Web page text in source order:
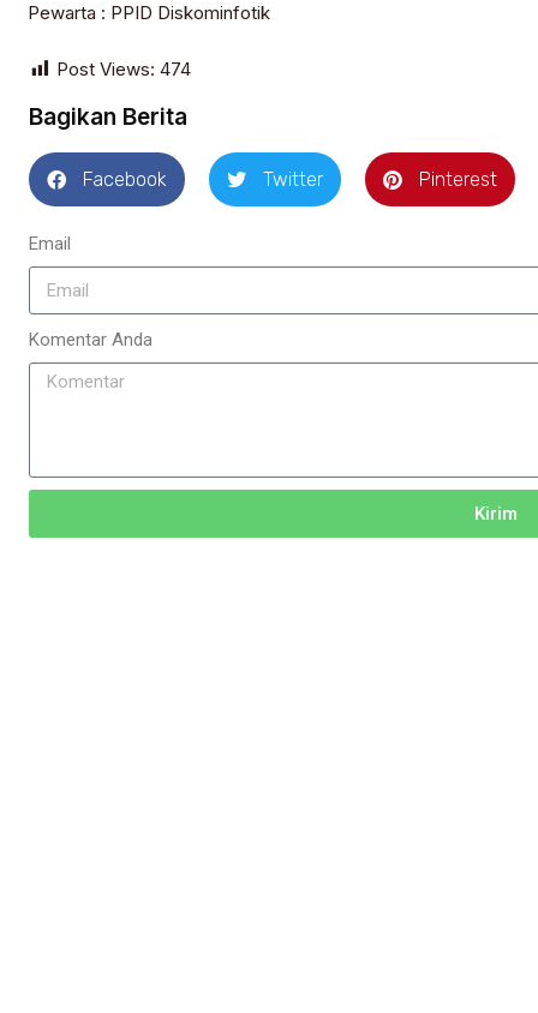
Pewarta : PPID Diskominfotik
Post Views: 474
Bagikan Berita
Facebook Twitter Pinterest
Email
Komentar Anda
Kirim